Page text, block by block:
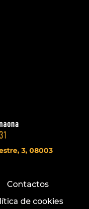
3, 08003
Contactos
de cookies